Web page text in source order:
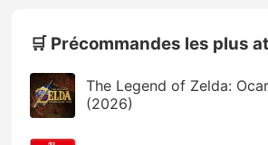
🛒 Précommandes les plus
The Legend of Zelda:
(2026)